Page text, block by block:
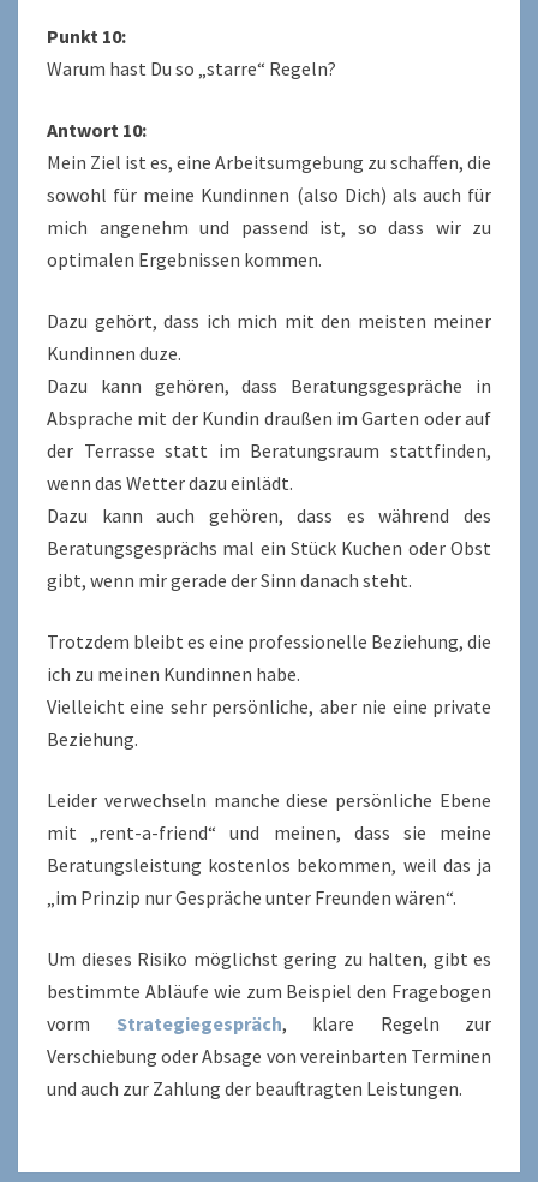
Punkt 10:
Warum hast Du so „starre“ Regeln?
Antwort 10:
Mein Ziel ist es, eine Arbeitsumgebung zu schaffen, die
sowohl für meine Kundinnen (also Dich) als auch für
mich angenehm und passend ist, so dass wir zu
optimalen Ergebnissen kommen.
Dazu gehört, dass ich mich mit den meisten meiner
Kundinnen duze.
Dazu kann gehören, dass Beratungsgespräche in
Absprache mit der Kundin draußen im Garten oder auf
der Terrasse statt im Beratungsraum stattfinden,
wenn das Wetter dazu einlädt.
Dazu kann auch gehören, dass es während des
Beratungsgesprächs mal ein Stück Kuchen oder Obst
gibt, wenn mir gerade der Sinn danach steht.
Trotzdem bleibt es eine professionelle Beziehung, die
ich zu meinen Kundinnen habe.
Vielleicht eine sehr persönliche, aber nie eine private
Beziehung.
Leider verwechseln manche diese persönliche Ebene
mit „rent-a-friend“ und meinen, dass sie meine
Beratungsleistung kostenlos bekommen, weil das ja
„im Prinzip nur Gespräche unter Freunden wären“.
Um dieses Risiko möglichst gering zu halten, gibt es
bestimmte Abläufe wie zum Beispiel den Fragebogen
vorm Strategiegespräch, klare Regeln zur
Verschiebung oder Absage von vereinbarten Terminen
und auch zur Zahlung der beauftragten Leistungen.